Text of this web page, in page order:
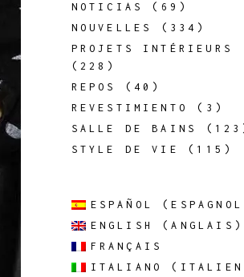
NOTICIAS
(69)
NOUVELLES
(334)
PROJETS INTÉRIEURS
(228)
REPOS
(40)
REVESTIMIENTO
(3)
SALLE DE BAINS
STYLE DE VIE
(115)
ESPAÑOL (ESPAGNOL
ENGLISH
(ANGLAIS )
FRANÇAIS
ITALIANO
( ITALIEN